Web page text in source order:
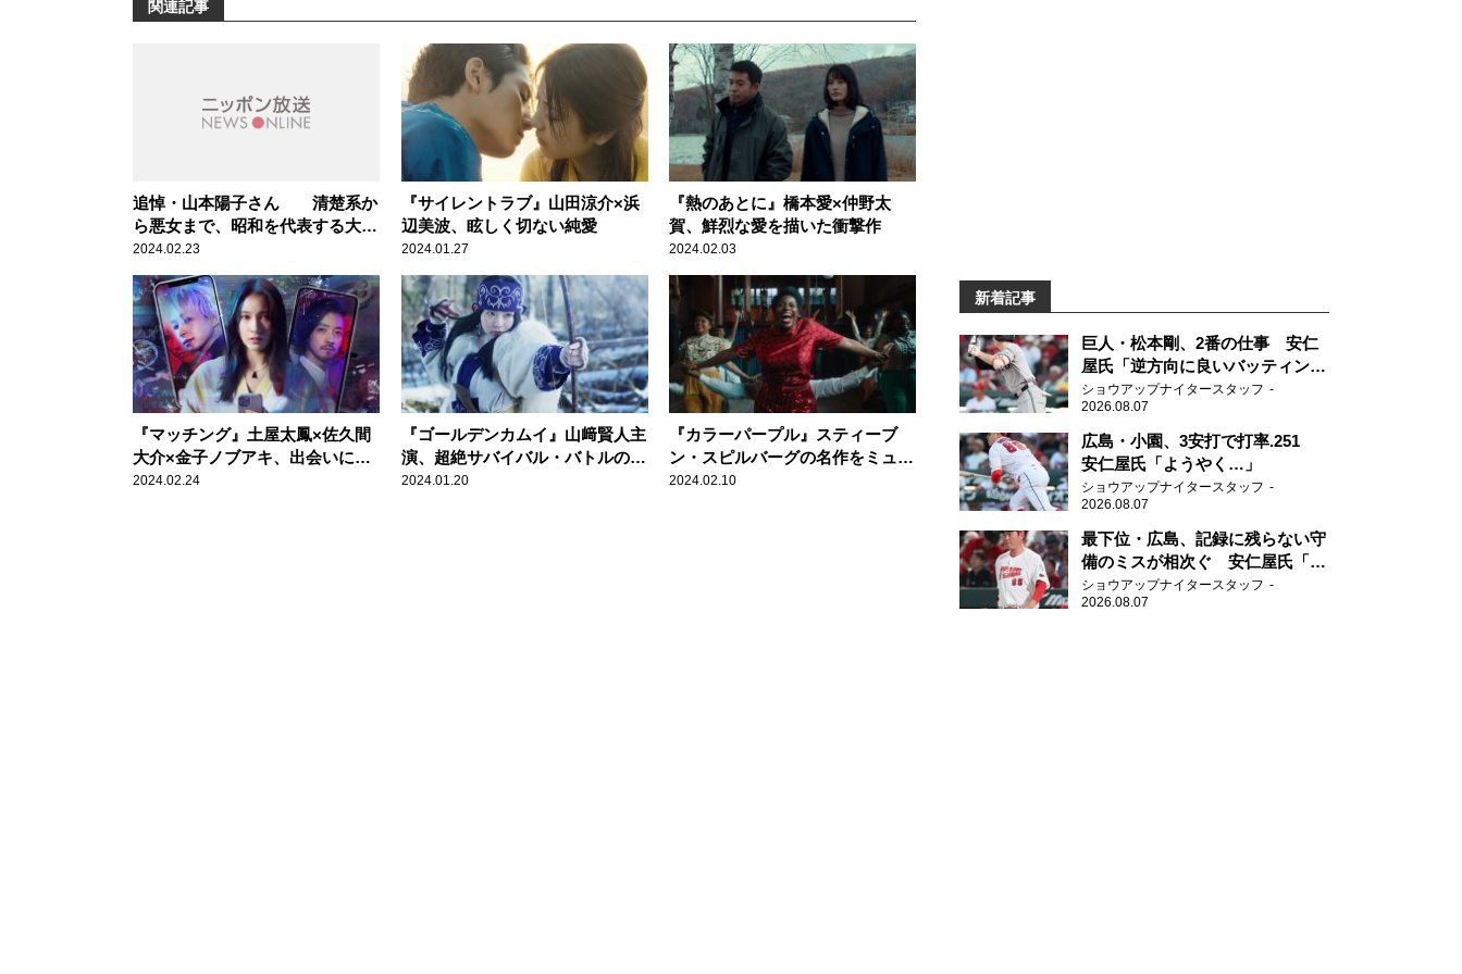
関連記事
追悼・山本陽子さん 清楚系か
ら悪女まで、昭和を代表する大女
優
2024.02.23
『サイレントラブ』山田涼介×浜
辺美波、眩しく切ない純愛
2024.01.27
『熱のあとに』橋本愛×仲野太
賀、鮮烈な愛を描いた衝撃作
2024.02.03
『マッチング』土屋太鳳×佐久間
大介×金子ノブアキ、出会いに潜
む恐怖と闇
2024.02.24
『ゴールデンカムイ』山﨑賢人主
演、超絶サバイバル・バトルの幕
が開ける！
2024.01.20
『カラーパープル』スティーブ
ン・スピルバーグの名作をミュー
ジカル映画にリメイク
2024.02.10
新着記事
巨人・松本剛、2番の仕事 安仁
屋氏「逆方向に良いバッティン
グ」
ショウアップナイタースタッフ
2026.08.07
広島・小園、3安打で打率.251
安仁屋氏「ようやく…」
ショウアップナイタースタッフ
2026.08.07
最下位・広島、記録に残らない守
備のミスが相次ぐ 安仁屋氏「最
近守りのミスが多い」
ショウアップナイタースタッフ
2026.08.07